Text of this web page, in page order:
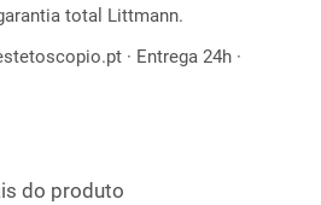
total Littmann.
· Entrega 24h ·
do produto